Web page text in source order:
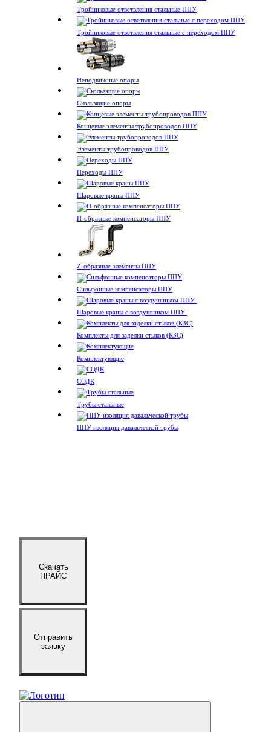
Тройниковые ответвления стальные ППУ
Тройниковые ответвления стальные с переходом ППУ
Неподвижные опоры
Скользящие опоры
Концевые элементы трубопроводов ППУ
Элементы трубопроводов ППУ
Переходы ППУ
Шаровые краны ППУ
П-образные компенсаторы ППУ
Z-образные элементы ППУ
Сильфонные компенсаторы ППУ
Шаровые краны с воздушником ППУ
Комплекты для заделки стыков (КЗС)
Комплектующие
СОДК
Трубы стальные
ППУ изоляция давальческой трубы
Скачать
ПРАЙС
Отправить
заявку